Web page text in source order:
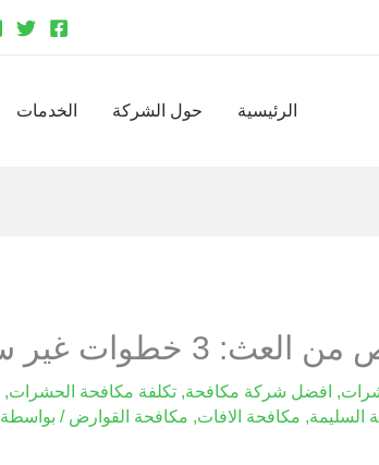
الرئيسية حول الشركة الخدمات
3 خطوات غير سامة
, افضل شركة مكافحة, تكلفة مكافحة الحشرات,
السليمة, مكافحة الافات, مكافحة القوارض / بواسطة